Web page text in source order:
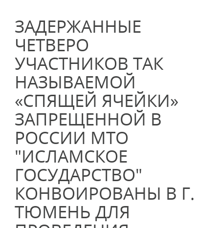
ЗАДЕРЖАННЫЕ
ЧЕТВЕРО
УЧАСТНИКОВ ТАК
НАЗЫВАЕМОЙ
«СПЯЩЕЙ ЯЧЕЙКИ»
ЗАПРЕЩЕННОЙ В
РОССИИ МТО
"ИСЛАМСКОЕ
ГОСУДАРСТВО"
КОНВОИРОВАНЫ В Г.
ТЮМЕНЬ ДЛЯ